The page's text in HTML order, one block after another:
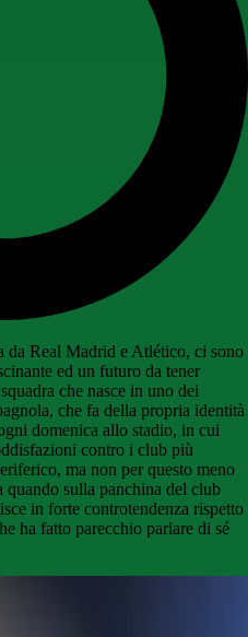
Real Madrid e Atlético, ci sono
ed un futuro da tener
che nasce in uno dei
che fa della propria identità
domenica allo stadio, in cui
contro i club più
ma non per questo meno
quando sulla panchina del club
in forte controtendenza rispetto
ha fatto parecchio parlare di sé